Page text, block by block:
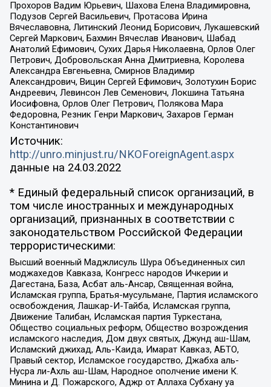
Прохоров Вадим Юрьевич, Шахова Елена Владимировна,
Подузов Сергей Васильевич, Протасова Ирина
Вячеславовна, Литинский Леонид Борисович, Лукашевский
Сергей Маркович, Бахмин Вячеслав Иванович, Шабад
Анатолий Ефимович, Сухих Дарья Николаевна, Орлов Олег
Петрович, Добровольская Анна Дмитриевна, Королева
Александра Евгеньевна, Смирнов Владимир
Александрович, Вицин Сергей Ефимович, Золотухин Борис
Андреевич, Левинсон Лев Семенович, Локшина Татьяна
Иосифовна, Орлов Олег Петрович, Полякова Мара
Федоровна, Резник Генри Маркович, Захаров Герман
Константинович
Источник:
http://unro.minjust.ru/NKOForeignAgent.aspx
данные на 24.03.2022
* Единый федеральный список организаций, в
том числе иностранных и международных
организаций, признанных в соответствии с
законодательством Российской Федерации
террористическими:
Высший военный Маджлисуль Шура Объединенных сил
моджахедов Кавказа, Конгресс народов Ичкерии и
Дагестана, База, Асбат аль-Ансар, Священная война,
Исламская группа, Братья-мусульмане, Партия исламского
освобождения, Лашкар-И-Тайба, Исламская группа,
Движение Талибан, Исламская партия Туркестана,
Общество социальных реформ, Общество возрождения
исламского наследия, Дом двух святых, Джунд аш-Шам,
Исламский джихад, Аль-Каида, Имарат Кавказ, АБТО,
Правый сектор, Исламское государство, Джабха аль-
Нусра ли-Ахль аш-Шам, Народное ополчение имени К.
Минина и Д. Пожарского, Аджр от Аллаха Субхану уа